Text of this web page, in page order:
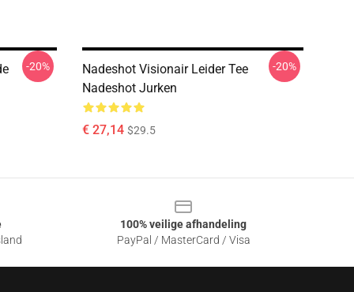
-20%
Nadeshot Visionair Leider Tee
Nadeshot Jurken
€ 27,14 $29.5
-20%
100% veilige afhandeling
PayPal / MasterCard / Visa